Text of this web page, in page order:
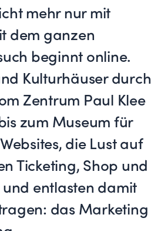
mehr nur mit
dem ganzen
beginnt online.
Kulturhäuser durch
Zentrum Paul Klee
zum Museum für
die Lust auf
Ticketing, Shop und
und entlasten damit
das Marketing